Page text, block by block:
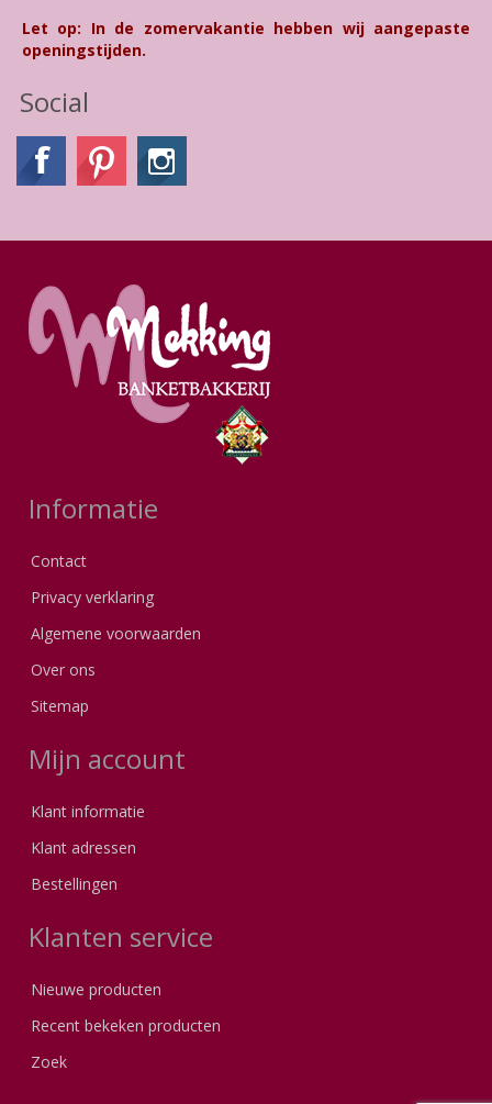
Let op: In de zomervakantie hebben wij aangepaste
openingstijden.
Social
Informatie
Contact
Privacy verklaring
Algemene voorwaarden
Over ons
Sitemap
Mijn account
Klant informatie
Klant adressen
Bestellingen
Klanten service
Nieuwe producten
Recent bekeken producten
Zoek